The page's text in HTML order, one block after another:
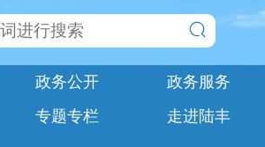
政务公开
政务服务
专题专栏
走进陆丰